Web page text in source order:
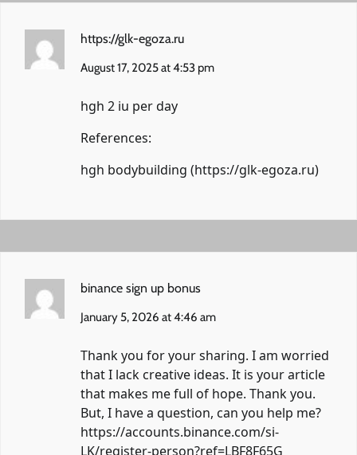
https://glk-egoza.ru
August 17, 2025 at 4:53 pm
hgh 2 iu per day
References:
hgh bodybuilding (https://glk-egoza.ru)
binance sign up bonus
January 5, 2026 at 4:46 am
Thank you for your sharing. I am worried
that I lack creative ideas. It is your article
that makes me full of hope. Thank you.
But, I have a question, can you help me?
https://accounts.binance.com/si-
LK/register-person?ref=LBF8F65G